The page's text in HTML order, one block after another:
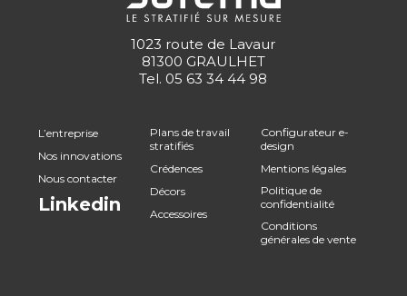
1023 route de Lavaur
81300 GRAULHET
Tel. 05 63 34 44 98
L’entreprise
Nos innovations
Nous contacter
Linkedin
Plans de travail
stratifiés
Crédences
Décors
Accessoires
Configurateur e-
design
Mentions légales
Politique de
confidentialité
Conditions
générales de vente